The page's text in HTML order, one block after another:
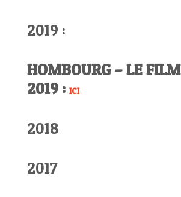
2019 :
HOMBOURG – LE FILM
2019 : ICI
2018
2017